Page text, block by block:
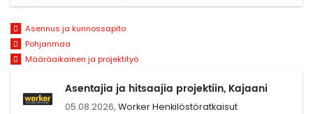
Asennus ja kunnossapito
Pohjanmaa
Määräaikainen ja projektityö
Asentajia ja hitsaajia projektiin, Kajaani
05.08.2026, Worker Henkilöstöratkaisut